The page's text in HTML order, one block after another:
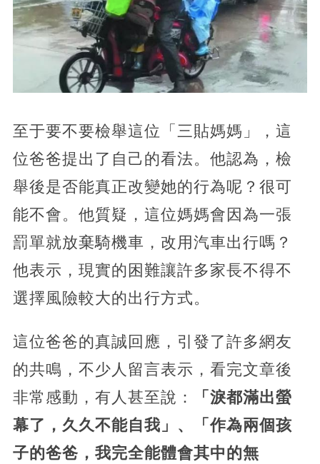
至于要不要檢舉這位「三貼媽媽」，這
位爸爸提出了自己的看法。他認為，檢
舉後是否能真正改變她的行為呢？很可
能不會。他質疑，這位媽媽會因為一張
罰單就放棄騎機車，改用汽車出行嗎？
他表示，現實的困難讓許多家長不得不
選擇風險較大的出行方式。
這位爸爸的真誠回應，引發了許多網友
的共鳴，不少人留言表示，看完文章後
非常感動，有人甚至說：
「淚都滿出螢
幕了，久久不能自我」、「作為兩個孩
子的爸爸，我完全能體會其中的無